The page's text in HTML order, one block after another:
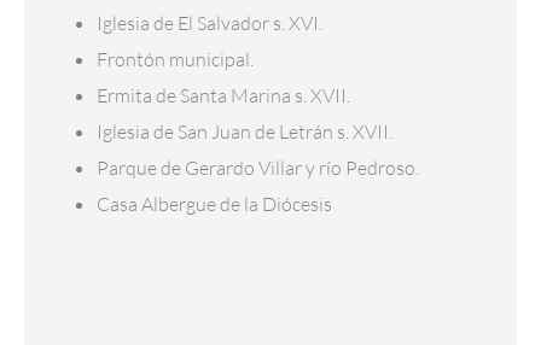
Iglesia de El Salvador s. XVI.
Frontón municipal.
Ermita de Santa Marina s. XVII.
Iglesia de San Juan de Letrán s. XVII.
Parque de Gerardo Villar y río Pedroso.
Casa Albergue de la Diócesis